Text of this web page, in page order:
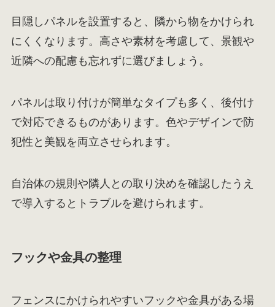
目隠しパネルを設置すると、隣から物をかけられ
にくくなります。高さや素材を考慮して、景観や
近隣への配慮も忘れずに選びましょう。
パネルは取り付けが簡単なタイプも多く、後付け
で対応できるものがあります。色やデザインで防
犯性と美観を両立させられます。
自治体の規則や隣人との取り決めを確認したうえ
で導入するとトラブルを避けられます。
フックや金具の整理
フェンスにかけられやすいフックや金具がある場